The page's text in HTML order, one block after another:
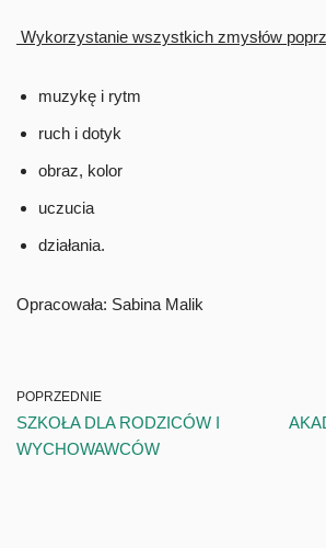
Wykorzystanie wszystkich zmysłów
muzykę i rytm
ruch i dotyk
obraz, kolor
uczucia
działania.
Opracowała: Sabina Malik
POPRZEDNIE
SZKOŁA DLA RODZICÓW I
WYCHOWAWCÓW